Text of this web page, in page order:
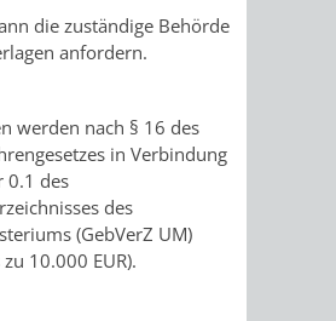
STADTRECHT
/ JAV
2022
die zuständige Behörde
anfordern.
werden nach § 16 des
in Verbindung
0.1 des
des
(GebVerZ UM)
10.000 EUR).